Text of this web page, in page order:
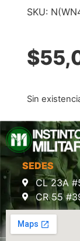
SKU:
$
Sin
SEDES
CL 23A
CR 55